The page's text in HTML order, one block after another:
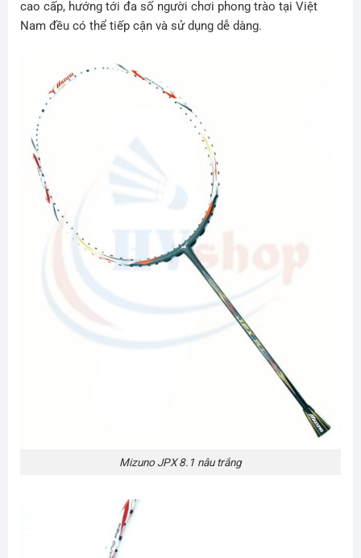
cao cấp, hướng tới đa số người chơi phong trào tại Việt
Nam đều có thể tiếp cận và sử dụng dễ dàng.
Mizuno JPX 8.1 nâu trắng